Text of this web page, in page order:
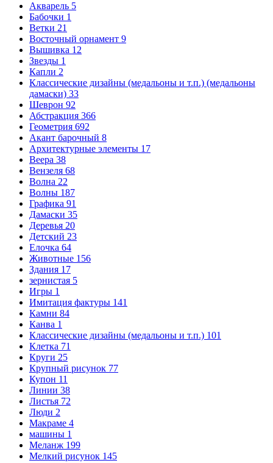
Акварель 5
Бабочки 1
Ветки 21
Восточный орнамент 9
Вышивка 12
Звезды 1
Капли 2
Классические дизайны (медальоны и т.п.) (медальоны
дамаски) 33
Шеврон 92
Абстракция 366
Геометрия 692
Акант барочный 8
Архитектурные элементы 17
Веера 38
Вензеля 68
Волна 22
Волны 187
Графика 91
Дамаски 35
Деревья 20
Детский 23
Елочка 64
Животные 156
Здания 17
зернистая 5
Игры 1
Имитация фактуры 141
Камни 84
Канва 1
Классические дизайны (медальоны и т.п.) 101
Клетка 71
Круги 25
Крупный рисунок 77
Купон 11
Линии 38
Листья 72
Люди 2
Макраме 4
машины 1
Меланж 199
Мелкий рисунок 145